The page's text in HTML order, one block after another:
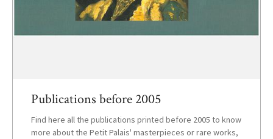
Publications before 2005
Find here all the publications printed before 2005 to know
more about the Petit Palais' masterpieces or rare works,